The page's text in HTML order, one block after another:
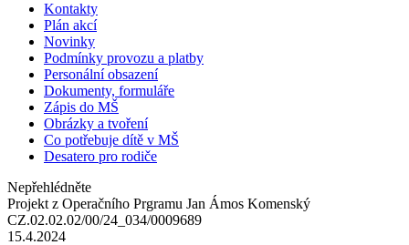
Kontakty
Plán akcí
Novinky
Podmínky provozu a platby
Personální obsazení
Dokumenty, formuláře
Zápis do MŠ
Obrázky a tvoření
Co potřebuje dítě v MŠ
Desatero pro rodiče
Nepřehlédněte
Projekt z Operačního Prgramu Jan Ámos Komenský
CZ.02.02.02/00/24_034/0009689
15.4.2024